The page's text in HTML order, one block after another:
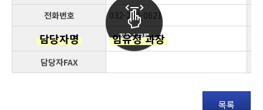
전화번호
032-260-0621
담당자명 임유정 과장
담당자FAX
목록